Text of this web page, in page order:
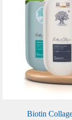
Biotin